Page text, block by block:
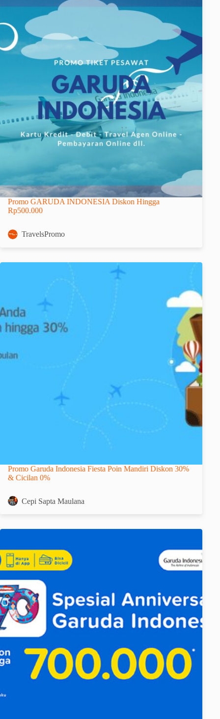
Promo GARUDA INDONESIA Diskon Hingga
Rp500.000
TravelsPromo
Promo Garuda Indonesia Fiesta Poin Mandiri Diskon 30%
& Cicilan 0%
Cepi Sapta Maulana